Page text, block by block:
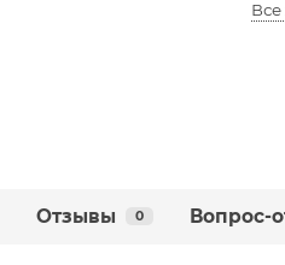
Все
Отзывы 0 Вопрос-